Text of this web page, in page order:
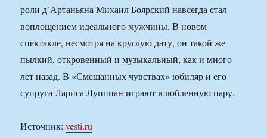
роли д`Артаньяна Михаил Боярский навсегда стал
воплощением идеального мужчины. В новом
спектакле, несмотря на круглую дату, он такой же
пылкий, откровенный и музыкальный, как и много
лет назад. В «Смешанных чувствах» юбиляр и его
супруга Лариса Луппиан играют влюбленную пару.
Источник:vesti.ru